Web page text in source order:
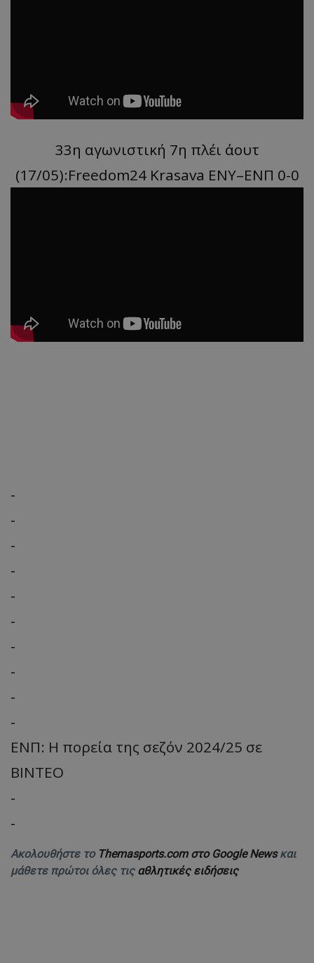
33η αγωνιστική 7η πλέι άουτ
(17/05):Freedom24 Krasava ΕΝΥ–ΕΝΠ 0-0
-
-
-
-
-
-
-
-
-
-
ΕΝΠ: Η πορεία της σεζόν 2024/25 σε
ΒΙΝΤΕΟ
-
-
Ακολουθήστε το Themasports.com στο Google Newsκαι
μάθετε πρώτοι όλες τις αθλητικές ειδήσεις